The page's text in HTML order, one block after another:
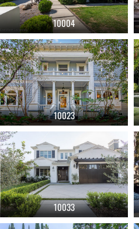
10004
10023
10033